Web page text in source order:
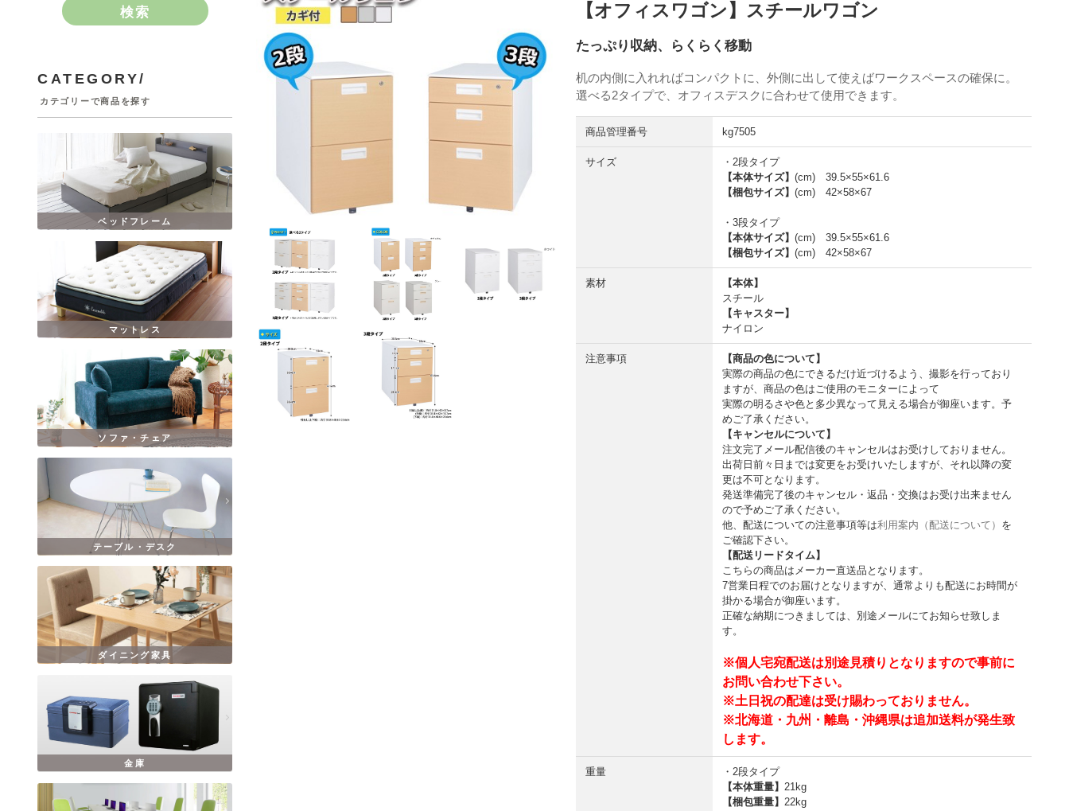
【オフィスワゴン】スチールワゴン
たっぷり収納、らくらく移動
机の内側に入れればコンパクトに、外側に出して使えばワークスペースの確保に。
選べる2タイプで、オフィスデスクに合わせて使用できます。
商品管理番号 kg7505
サイズ
・2段タイプ
【本体サイズ】(cm) 39.5×55×61.6
【梱包サイズ】(cm) 42×58×67
・3段タイプ
【本体サイズ】(cm) 39.5×55×61.6
【梱包サイズ】(cm) 42×58×67
素材
【本体】
スチール
【キャスター】
ナイロン
注意事項
【商品の色について】
実際の商品の色にできるだけ近づけるよう、撮影を行っており
ますが、商品の色はご使用のモニターによって
実際の明るさや色と多少異なって見える場合が御座います。予
めご了承ください。
【キャンセルについて】
注文完了メール配信後のキャンセルはお受けしておりません。
出荷日前々日までは変更をお受けいたしますが、それ以降の変
更は不可となります。
発送準備完了後のキャンセル・返品・交換はお受け出来ません
ので予めご了承ください。
他、配送についての注意事項等は利用案内（配送について） を
ご確認下さい。
【配送リードタイム】
こちらの商品はメーカー直送品となります。
7営業日程でのお届けとなりますが、通常よりも配送にお時間が
掛かる場合が御座います。
正確な納期につきましては、別途メールにてお知らせ致しま
す。
※個人宅宛配送は別途見積りとなりますので事前に
お問い合わせ下さい。
※土日祝の配達は受け賜わっておりません。
※北海道・九州・離島・沖縄県は追加送料が発生致
します。
重量
・2段タイプ
【本体重量】21kg
【梱包重量】22kg
検索
CATEGORY/
カテゴリーで商品を探す
ベッドフレーム
マットレス
ソファ・チェア
テーブル・デスク
ダイニング家具
金庫